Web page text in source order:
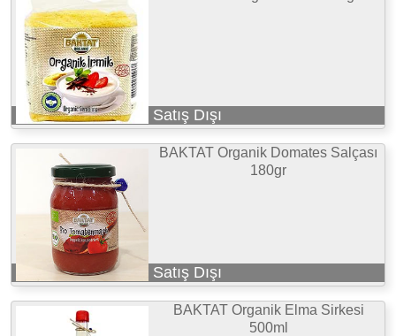
Satış Dışı
BAKTAT Organik Domates Salçası
180gr
Satış Dışı
BAKTAT Organik Elma Sirkesi
500ml